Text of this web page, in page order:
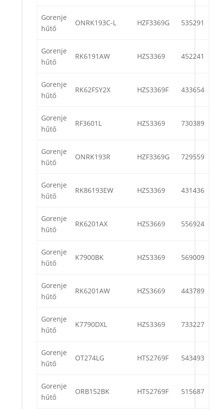
Gorenje
hűtő
ONRK193C-L HZF3369G 535291
Gorenje
hűtő
RK6191AW HZS3369 452241
Gorenje
hűtő
RK62FSY2X HZS3369F 433654
Gorenje
hűtő
RF3601L HZS3369 730389
Gorenje
hűtő
ONRK193R HZF3369G 729559
Gorenje
hűtő
RK86193EW HZS3369 431436
Gorenje
hűtő
RK6201AX HZS3669 556924
Gorenje
hűtő
K7900BK HZS3369 569009
Gorenje
hűtő
RK6201AW HZS3669 443789
Gorenje
hűtő
K7790DXL HZS3369 733227
Gorenje
hűtő
OT274LG HTS2769F 543493
Gorenje
hűtő
ORB152BK HTS2769F 515687